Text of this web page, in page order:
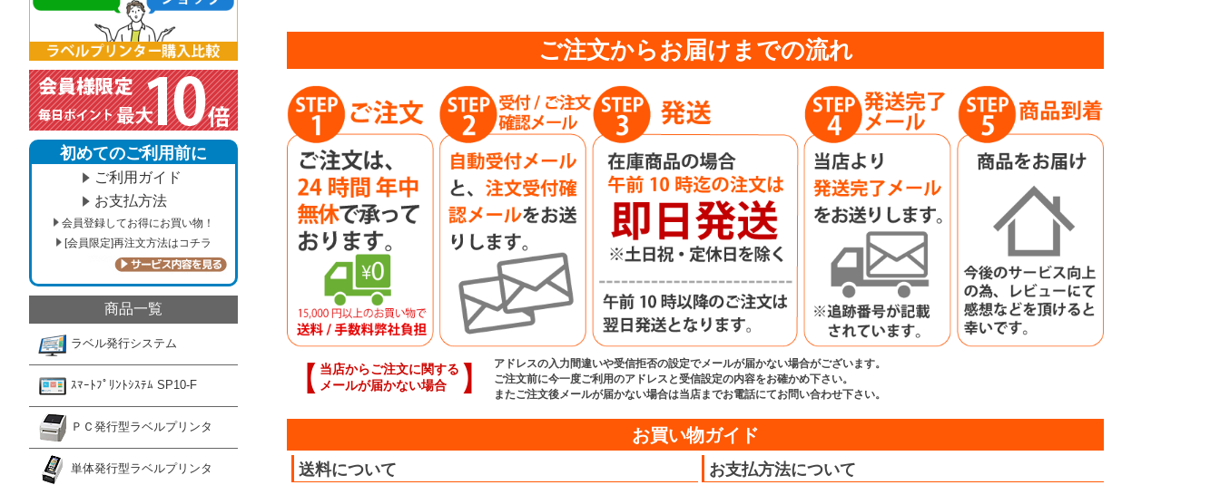
初めてのご利用前に
ご利用ガイド
お支払方法
会員登録してお得にお買い物！
[会員限定]再注文方法はコチラ
商品一覧
ラベル発行システム
ｽﾏｰﾄﾌﾟﾘﾝﾄｼｽﾃﾑ SP10-F
ＰＣ発行型ラベルプリンタ
単体発行型ラベルプリンタ
ご注文からお届けまでの流れ
【 当店からご注文に関する
メールが届かない場合
】
アドレスの入力間違いや受信拒否の設定でメールが届かない場合がございます。
ご注文前に今一度ご利用のアドレスと受信設定の内容をお確かめ下さい。
またご注文後メールが届かない場合は当店までお電話にてお問い合わせ下さい。
お買い物ガイド
送料について お支払方法について